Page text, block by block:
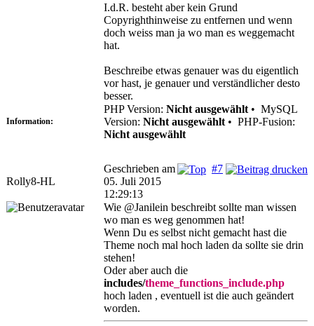
I.d.R. besteht aber kein Grund
Copyrighthinweise zu entfernen und wenn
doch weiss man ja wo man es weggemacht
hat.
Beschreibe etwas genauer was du eigentlich
vor hast, je genauer und verständlicher desto
besser.
Information:
PHP Version: Nicht ausgewählt • MySQL
Version: Nicht ausgewählt • PHP-Fusion:
Nicht ausgewählt
Rolly8-HL
#7
Geschrieben am
05. Juli 2015
12:29:13
Wie @Janilein beschreibt sollte man wissen
wo man es weg genommen hat!
Wenn Du es selbst nicht gemacht hast die
Theme noch mal hoch laden da sollte sie drin
stehen!
Oder aber auch die
includes/theme_functions_include.php
hoch laden , eventuell ist die auch geändert
worden.